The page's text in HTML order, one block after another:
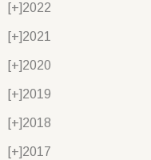
[+]2022
[+]2021
[+]2020
[+]2019
[+]2018
[+]2017